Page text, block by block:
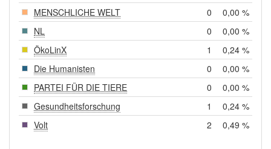
MENSCHLICHE WELT 0
0,00 %
NL
0
0,00 %
ÖkoLinX
1
0,24 %
Die Humanisten
0
0,00 %
PARTEI FÜR DIE TIERE
0
0,00 %
Gesundheitsforschung
1
0,24 %
Volt
2 0,49 %